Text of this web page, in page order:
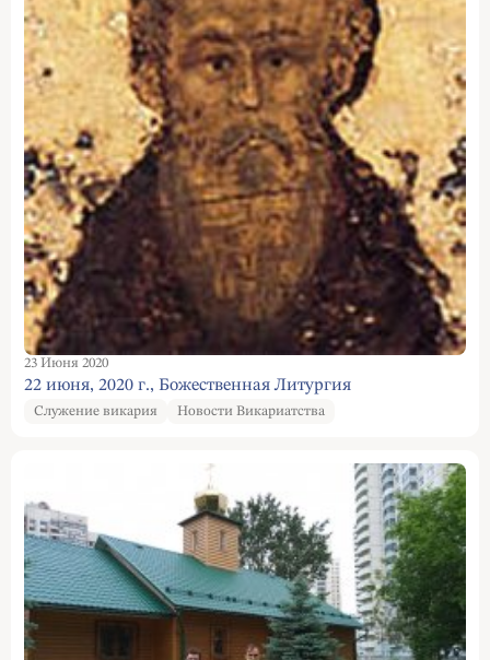
23 Июня 2020
22 июня, 2020 г., Божественная Литургия
Служение викария Новости Викариатства